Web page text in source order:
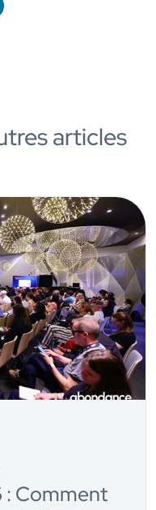
Facebook
sur X/Twitter
sur Linkedin
articles
: Comment